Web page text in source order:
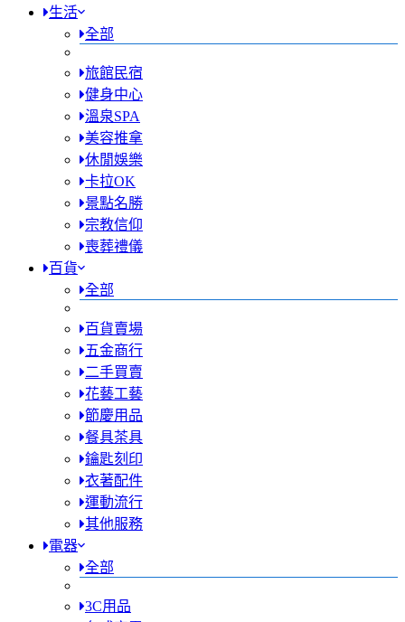
生活
全部
旅館民宿
健身中心
溫泉SPA
美容推拿
休閒娛樂
卡拉OK
景點名勝
宗教信仰
喪葬禮儀
百貨
全部
百貨賣場
五金商行
二手買賣
花藝工藝
節慶用品
餐具茶具
鑰匙刻印
衣著配件
運動流行
其他服務
電器
全部
3C用品